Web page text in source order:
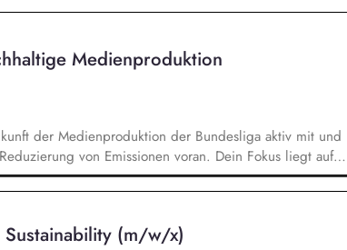
Medienproduktion
der Medienproduktion der Bundesliga aktiv mit und
von Emissionen voran. Dein Fokus liegt auf
von TV-Produktionskonzepten hinsichtlich
Machbarkeitsstudie zur emissionsfreien USV-
interner und externer Stakeholder.
(m/w/x)